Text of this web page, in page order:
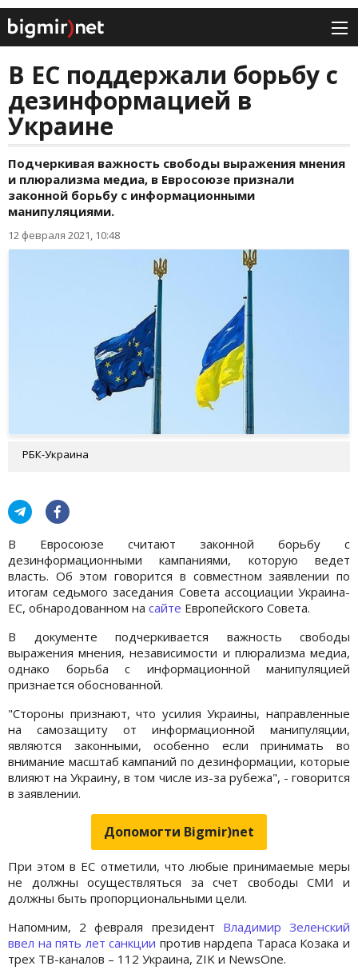
В ЕС поддержали борьбу с
дезинформацией в
Украине
Подчеркивая важность свободы выражения мнения
и плюрализма медиа, в Евросоюзе признали
законной борьбу с информационными
манипуляциями.
12 февраля 2021, 10:48
РБК-Украина
В Евросоюзе считают законной борьбу с
дезинформационными кампаниями, которую ведет
власть. Об этом говорится в совместном заявлении по
итогам седьмого заседания Совета ассоциации Украина-
ЕС, обнародованном на сайте Европейского Совета.
В документе подчеркивается важность свободы
выражения мнения, независимости и плюрализма медиа,
однако борьба с информационной манипуляцией
признается обоснованной.
"Стороны признают, что усилия Украины, направленные
на самозащиту от информационной манипуляции,
являются законными, особенно если принимать во
внимание масштаб кампаний по дезинформации, которые
влияют на Украину, в том числе из-за рубежа", - говорится
в заявлении.
Допомогти Bigmir)net
При этом в ЕС отметили, что любые принимаемые меры
не должны осуществляться за счет свободы СМИ и
должны быть пропорциональными цели.
Напомним, 2 февраля президент Владимир Зеленский
ввел на пять лет санкции против нардепа Тараса Козака и
трех ТВ-каналов – 112 Украина, ZIK и NewsOne.